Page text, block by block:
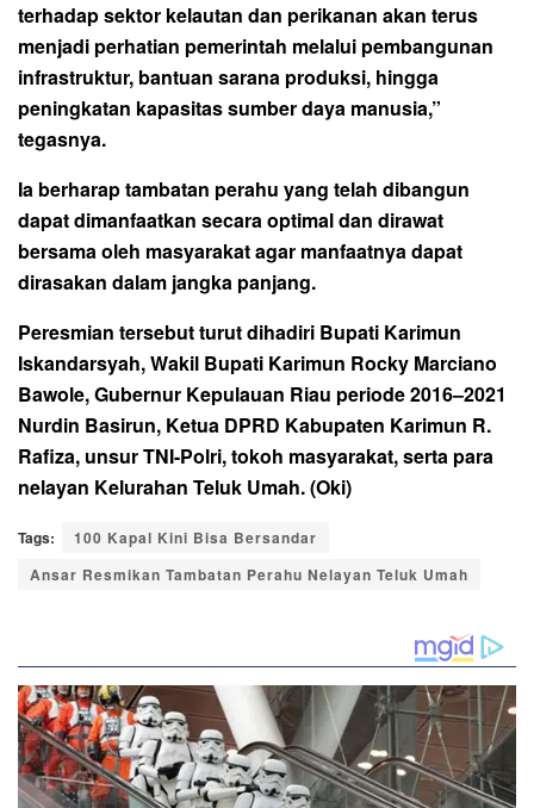
terhadap sektor kelautan dan perikanan akan terus
menjadi perhatian pemerintah melalui pembangunan
infrastruktur, bantuan sarana produksi, hingga
peningkatan kapasitas sumber daya manusia,”
tegasnya.
Ia berharap tambatan perahu yang telah dibangun
dapat dimanfaatkan secara optimal dan dirawat
bersama oleh masyarakat agar manfaatnya dapat
dirasakan dalam jangka panjang.
Peresmian tersebut turut dihadiri Bupati Karimun
Iskandarsyah, Wakil Bupati Karimun Rocky Marciano
Bawole, Gubernur Kepulauan Riau periode 2016–2021
Nurdin Basirun, Ketua DPRD Kabupaten Karimun R.
Rafiza, unsur TNI-Polri, tokoh masyarakat, serta para
nelayan Kelurahan Teluk Umah. (Oki)
Tags:
100 Kapal Kini Bisa Bersandar
Ansar Resmikan Tambatan Perahu Nelayan Teluk Umah